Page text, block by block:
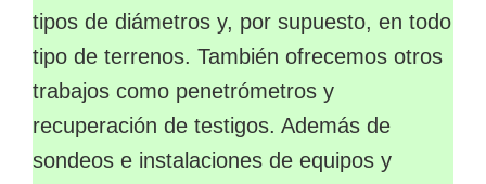
tipos de diámetros y, por supuesto, en todo
tipo de terrenos. También ofrecemos otros
trabajos como penetrómetros y
recuperación de testigos. Además de
sondeos e instalaciones de equipos y